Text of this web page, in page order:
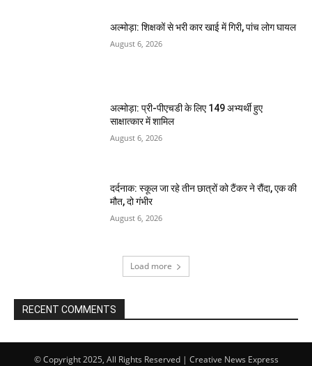
अल्मोड़ा: शिक्षकों से भरी कार खाई में गिरी, पांच लोग घायल
August 6, 2026
अल्मोड़ा: प्री-पीएचडी के लिए 149 अभ्यर्थी हुए
साक्षात्कार में शामिल
August 6, 2026
दर्दनाक: स्कूल जा रहे तीन छात्रों को टैंकर ने रौंदा, एक की
मौत, दो गंभीर
August 6, 2026
Load more
RECENT COMMENTS
© Copyright 2025, All Rights Reserved | Creative News Express